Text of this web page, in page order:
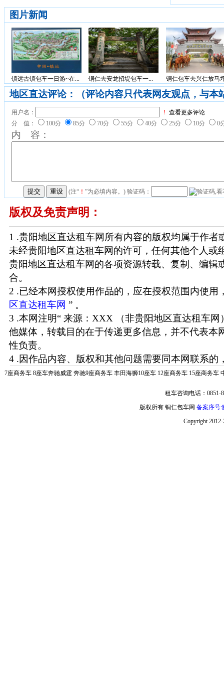
图片新闻
镇远古镇包车一日游~在... 铜仁去安龙招堤包车一... 铜仁包车去兴仁放马
地区直达评论：（评论内容只代表网友观点，与本
用户名： ！ 查看更多评论
分 值：
100分 85分 70分 55分 40分 25分 10分 0
内 容：
(注“ ！ ”为必填内容。) 验证码：
版权及免责声明：
1 .贵阳地区直达租车网所有内容的版权均属于作者
未经贵阳地区直达租车网的许可，任何其他个人或
贵阳地区直达租车网的各项资源转载、复制、编辑
合。
2 .已经本网授权使用作品的，应在授权范围内使用
区直达租车网 ” 。
3 .本网注明“ 来源：XXX （非贵阳地区直达租车网
他媒体，转载目的在于传递更多信息，并不代表本
性负责。
4 .因作品内容、版权和其他问题需要同本网联系的
7座商务车 8座车奔驰威霆 奔驰9座商务车 丰田海狮10座车 12座商务车 15座商务车
租车咨询电话：0851-
版权所有 铜仁包车网 备案序号:
Copyright